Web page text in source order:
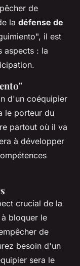
de
la défense de
il est
aspects : la
d'un coéquipier
le porteur du
partout où il va
à développer
crucial de la
bloquer le
de
besoin d'un
sera le